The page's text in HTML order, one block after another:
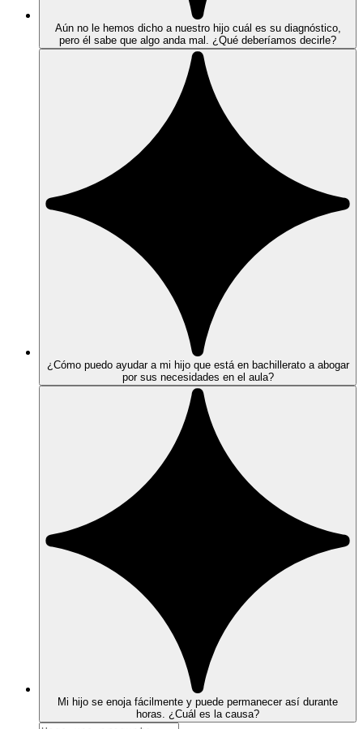
Aún no le hemos dicho a nuestro hijo cuál es su diagnóstico,
pero él sabe que algo anda mal. ¿Qué deberíamos decirle?
¿Cómo puedo ayudar a mi hijo que está en bachillerato a abogar
por sus necesidades en el aula?
Mi hijo se enoja fácilmente y puede permanecer así durante
horas. ¿Cuál es la causa?